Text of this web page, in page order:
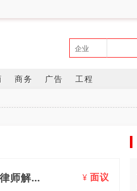
商务 广告 工程
1、2026年8月陕西西安职务犯罪律师综合推荐：郑娟律师解析三类核心证据 ¥ 面议